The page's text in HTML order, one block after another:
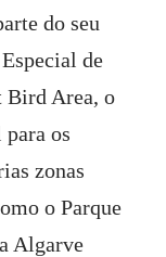
do seu
de
Bird Area, o
os
zonas
o Parque
Algarve